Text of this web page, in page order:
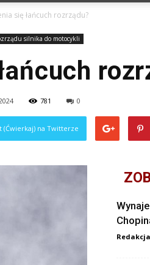
się łańcuch rozrządu?
silnika do motocykli
781 0
(Ćwierkaj) na Twitterze